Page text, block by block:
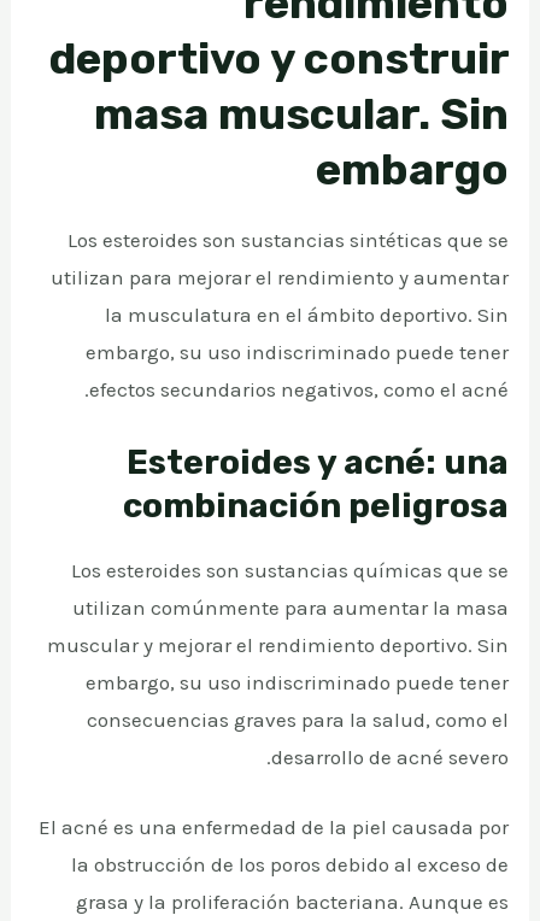
deportivo y construir
masa muscular. Sin
embargo
Los esteroides son sustancias sintéticas que se
utilizan para mejorar el rendimiento y aumentar
la musculatura en el ámbito deportivo. Sin
embargo, su uso indiscriminado puede tener
efectos secundarios negativos, como el acné.
Esteroides y acné: una
combinación peligrosa
Los esteroides son sustancias químicas que se
utilizan comúnmente para aumentar la masa
muscular y mejorar el rendimiento deportivo. Sin
embargo, su uso indiscriminado puede tener
consecuencias graves para la salud, como el
desarrollo de acné severo.
El acné es una enfermedad de la piel causada por
la obstrucción de los poros debido al exceso de
grasa y la proliferación bacteriana. Aunque es